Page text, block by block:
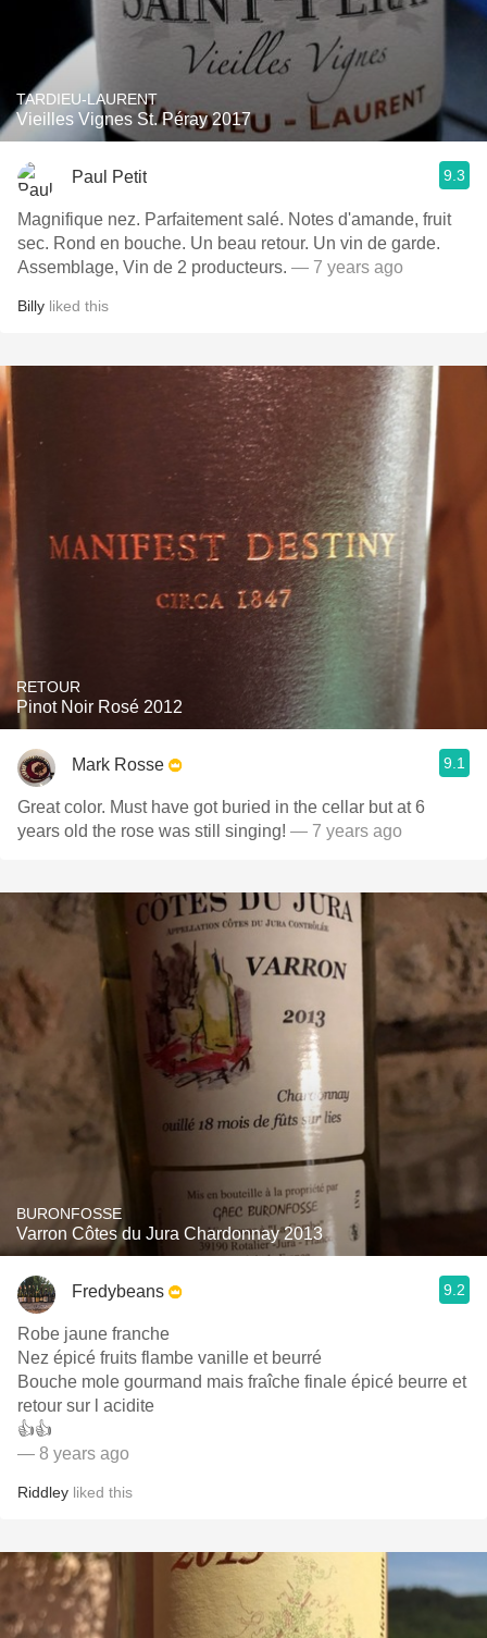
TARDIEU-LAURENT
Vieilles Vignes St. Péray 2017
Paul Petit 9.3
Magnifique nez. Parfaitement salé. Notes d'amande, fruit
sec. Rond en bouche. Un beau retour. Un vin de garde.
Assemblage, Vin de 2 producteurs. — 7 years ago
Billy liked this
RETOUR
Pinot Noir Rosé 2012
Mark Rosse 9.1
Great color. Must have got buried in the cellar but at 6
years old the rose was still singing! — 7 years ago
BURONFOSSE
Varron Côtes du Jura Chardonnay 2013
Fredybeans 9.2
Robe jaune franche
Nez épicé fruits flambe vanille et beurré
Bouche mole gourmand mais fraîche finale épicé beurre et
retour sur l acidite
👍👍
— 8 years ago
Riddley liked this